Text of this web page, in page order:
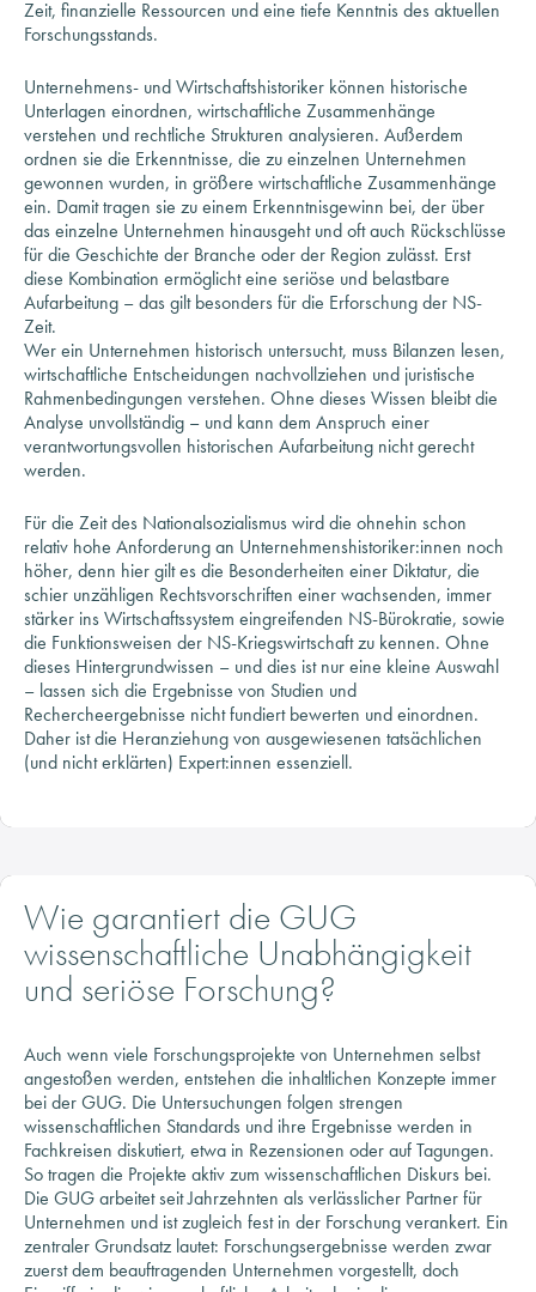
Unternehmens- und Wirtschaftshistoriker können historische
verstehen und rechtliche Strukturen analysieren. Außerdem
ordnen sie die Erkenntnisse, die zu einzelnen Unternehmen
gewonnen wurden, in größere wirtschaftliche Zusammenhänge
ein. Damit tragen sie zu einem Erkenntnisgewinn bei, der über
das einzelne Unternehmen hinausgeht und oft auch Rückschlüsse
für die Geschichte der Branche oder der Region zulässt. Erst
diese Kombination ermöglicht eine seriöse und belastbare
Aufarbeitung – das gilt besonders für die Erforschung der NS-
Zeit.
Wer ein Unternehmen historisch untersucht, muss Bilanzen lesen,
wirtschaftliche Entscheidungen nachvollziehen und juristische
Rahmenbedingungen verstehen. Ohne dieses Wissen bleibt die
Analyse unvollständig – und kann dem Anspruch einer
verantwortungsvollen historischen Aufarbeitung nicht gerecht
werden.
Für die Zeit des Nationalsozialismus wird die ohnehin schon
höher, denn hier gilt es die Besonderheiten einer Diktatur, die
schier unzähligen Rechtsvorschriften einer wachsenden, immer
stärker ins Wirtschaftssystem eingreifenden NS-Bürokratie, sowie
die Funktionsweisen der NS-Kriegswirtschaft zu kennen. Ohne
dieses Hintergrundwissen – und dies ist nur eine kleine Auswahl
– lassen sich die Ergebnisse von Studien und
Rechercheergebnisse nicht fundiert bewerten und einordnen.
Daher ist die Heranziehung von ausgewiesenen tatsächlichen
(und nicht erklärten) Expert:innen essenziell.
wissenschaftliche Unabhängigkeit
und seriöse Forschung?
Auch wenn viele Forschungsprojekte von Unternehmen selbst
bei der GUG. Die Untersuchungen folgen strengen
wissenschaftlichen Standards und ihre Ergebnisse werden in
Fachkreisen diskutiert, etwa in Rezensionen oder auf Tagungen.
So tragen die Projekte aktiv zum wissenschaftlichen Diskurs bei.
Die GUG arbeitet seit Jahrzehnten als verlässlicher Partner für
Unternehmen und ist zugleich fest in der Forschung verankert. Ein
zentraler Grundsatz lautet: Forschungsergebnisse werden zwar
zuerst dem beauftragenden Unternehmen vorgestellt, doch
Eingriffe in die wissenschaftliche Arbeit oder in die
Veröffentlichung sind vertraglich ausgeschlossen. Die